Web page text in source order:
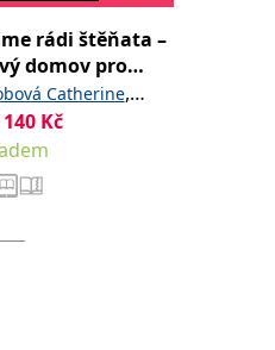
rádi štěňata –
domov pro
Catherine,
Rachael
140 Kč